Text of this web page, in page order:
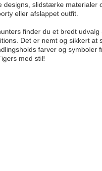
designs, slidstærke materialer
eller afslappet outfit.
finder du et bredt
Det er nemt og sikkert
farver og symboler
med stil!